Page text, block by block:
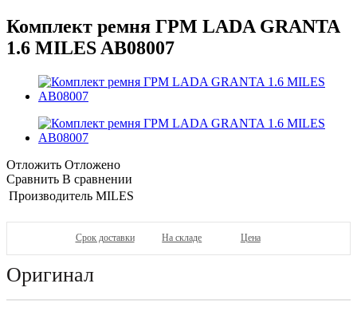
Комплект ремня ГРМ LADA GRANTA
1.6 MILES AB08007
Отложить Отложено
Сравнить В сравнении
Производитель MILES
Срок доставки На складе Цена
Оригинал